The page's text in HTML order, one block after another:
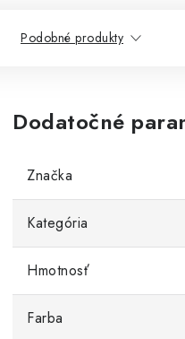
Podobné produkty
Dodatočné
Značka
Kategória
Hmotnosť
Farba